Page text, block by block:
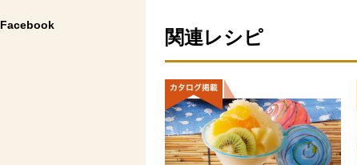
Facebook
別のウィンドウで開きます。 関連レシピ